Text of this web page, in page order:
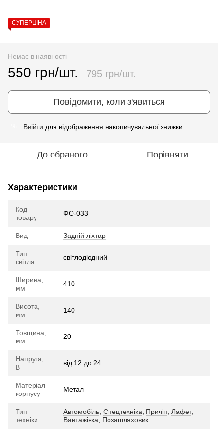
СУПЕРЦІНА
Немає в наявності
550 грн/шт. 795 грн/шт.
Повідомити, коли з'явиться
Ввійти для відображення накопичувальної знижки
До обраного Порівняти
Характеристики
Код
товару
ФО-033
Вид Задній ліхтар
Тип
світла
cвітлодіодний
Ширина,
мм
410
Висота,
мм
140
Товщина,
мм
20
Напруга,
В
від 12 до 24
Матеріал
корпусу
Метал
Тип
техніки
Автомобіль Спецтехніка Причіп Лафет,
Вантажівка
Позашляховик